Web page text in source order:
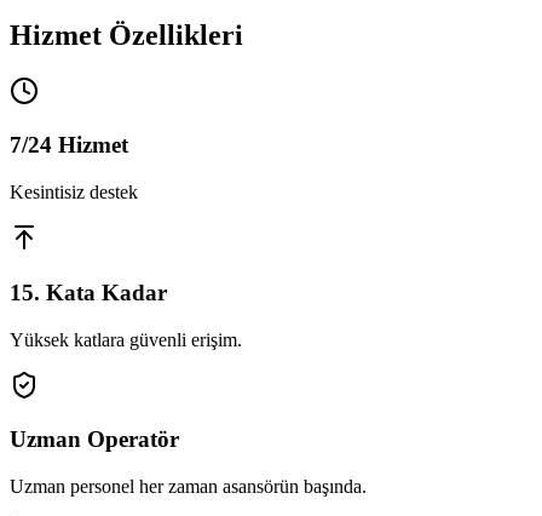
Hizmet Özellikleri
7/24 Hizmet
Kesintisiz destek
15. Kata Kadar
Yüksek katlara güvenli erişim.
Uzman Operatör
Uzman personel her zaman asansörün başında.